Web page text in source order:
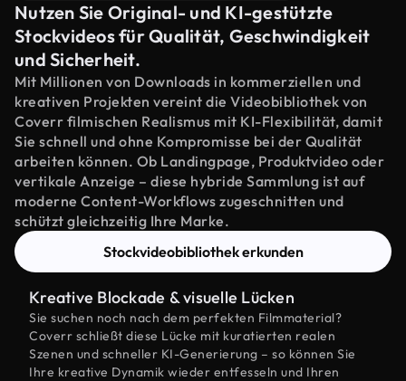
Nutzen Sie Original- und KI-gestützte
Stockvideos für Qualität, Geschwindigkeit
und Sicherheit.
Mit Millionen von Downloads in kommerziellen und
kreativen Projekten vereint die Videobibliothek von
Coverr filmischen Realismus mit KI-Flexibilität, damit
Sie schnell und ohne Kompromisse bei der Qualität
arbeiten können. Ob Landingpage, Produktvideo oder
vertikale Anzeige – diese hybride Sammlung ist auf
moderne Content-Workflows zugeschnitten und
schützt gleichzeitig Ihre Marke.
Stockvideobibliothek erkunden
Kreative Blockade & visuelle Lücken
Sie suchen noch nach dem perfekten Filmmaterial?
Coverr schließt diese Lücke mit kuratierten realen
Szenen und schneller KI-Generierung – so können Sie
Ihre kreative Dynamik wieder entfesseln und Ihren